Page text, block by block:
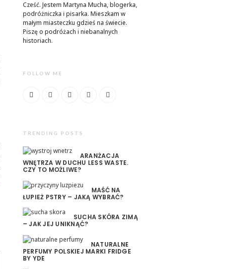
Cześć. Jestem Martyna Mucha, blogerka,
podróżniczka i pisarka. Mieszkam w
małym miasteczku gdzieś na świecie.
Piszę o podróżach i niebanalnych
historiach.
FOLLOW ME
TRENDING POSTS
ARANŻACJA
WNĘTRZA W DUCHU LESS WASTE.
CZY TO MOŻLIWE?
MAŚĆ NA
ŁUPIEŻ PSTRY – JAKĄ WYBRAĆ?
SUCHA SKÓRA ZIMĄ
– JAK JEJ UNIKNĄĆ?
NATURALNE
PERFUMY POLSKIEJ MARKI FRIDGE
BY YDE